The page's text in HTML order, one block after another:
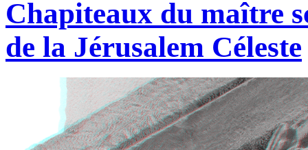
Chapiteaux du maître
de la Jérusalem Céleste